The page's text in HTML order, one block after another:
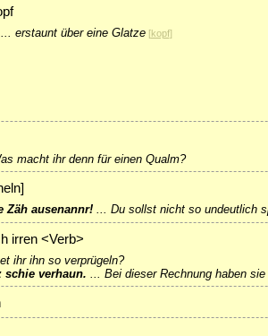
erstaunt über eine Glatze[kopf]
macht ihr denn für einen Qualm?
Zäh ausenannr!... Du sollst nicht so undeutlich
irren <Verb>
ihr ihn so verprügeln?
schie verhaun.
Bei dieser Rechnung haben